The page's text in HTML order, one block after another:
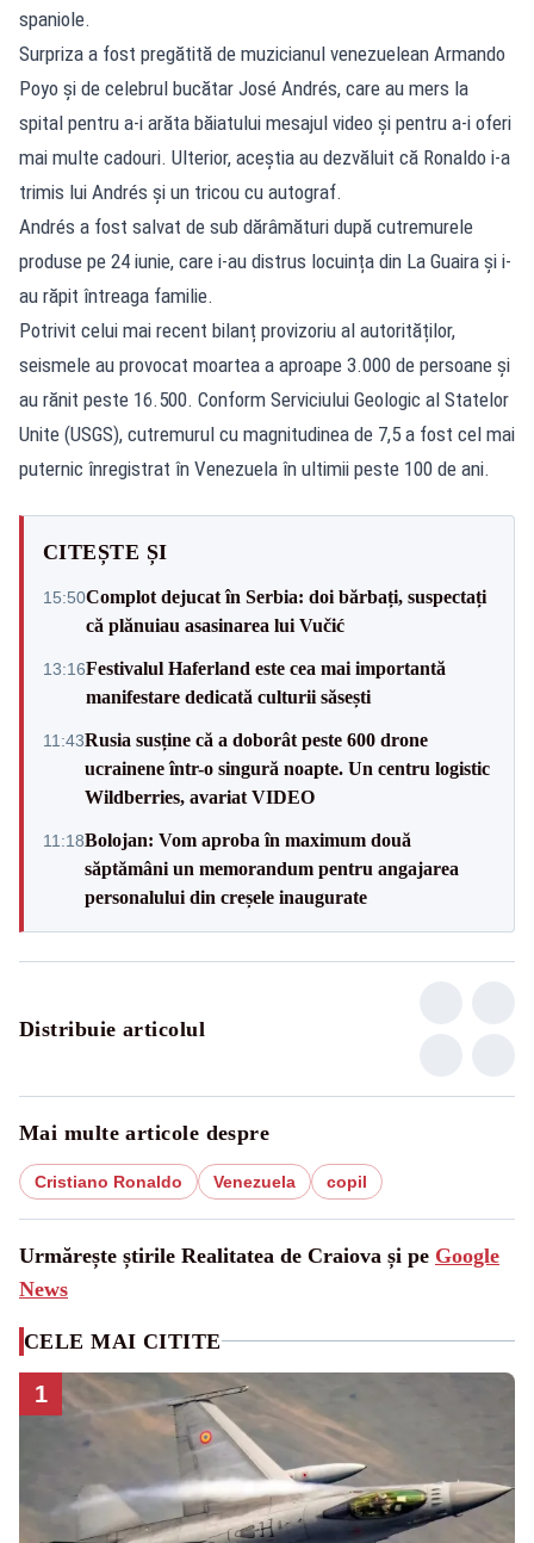
spaniole.
Surpriza a fost pregătită de muzicianul venezuelean Armando
Poyo și de celebrul bucătar José Andrés, care au mers la
spital pentru a-i arăta băiatului mesajul video și pentru a-i oferi
mai multe cadouri. Ulterior, aceștia au dezvăluit că Ronaldo i-a
trimis lui Andrés și un tricou cu autograf.
Andrés a fost salvat de sub dărâmături după cutremurele
produse pe 24 iunie, care i-au distrus locuința din La Guaira și i-
au răpit întreaga familie.
Potrivit celui mai recent bilanț provizoriu al autorităților,
seismele au provocat moartea a aproape 3.000 de persoane și
au rănit peste 16.500. Conform Serviciului Geologic al Statelor
Unite (USGS), cutremurul cu magnitudinea de 7,5 a fost cel mai
puternic înregistrat în Venezuela în ultimii peste 100 de ani.
CITEȘTE ȘI
15:50Complot dejucat în Serbia: doi bărbați, suspectați
că plănuiau asasinarea lui Vučić
13:16Festivalul Haferland este cea mai importantă
manifestare dedicată culturii săsești
11:43Rusia susține că a doborât peste 600 drone
ucrainene într-o singură noapte. Un centru logistic
Wildberries, avariat VIDEO
11:18Bolojan: Vom aproba în maximum două
săptămâni un memorandum pentru angajarea
personalului din creșele inaugurate
Distribuie articolul
Mai multe articole despre
Cristiano Ronaldo Venezuela copil
Urmărește știrile Realitatea de Craiova și pe Google
News
CELE MAI CITITE
1